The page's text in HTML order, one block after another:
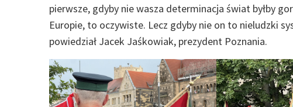
pierwsze, gdyby nie wasza determinacja świat byłby
Europie, to oczywiste. Lecz gdyby nie on to nieludzki
powiedział Jacek Jaśkowiak, prezydent Poznania.